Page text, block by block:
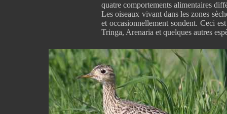
quatre comportements alimentaires
Les oiseaux vivant dans les zones
et occasionnellement sondent. Ceci
Tringa, Arenaria et quelques autres